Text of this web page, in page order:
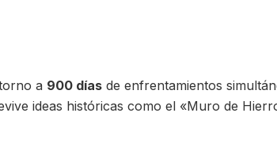
a 900 días de enfrentamientos
ideas históricas como el «Muro de